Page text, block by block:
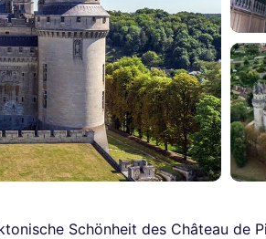
Schönheit des Château de